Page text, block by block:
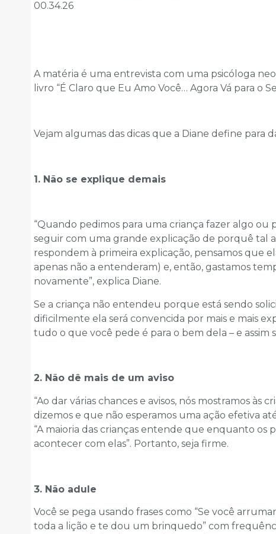
A matéria é uma entrevista com uma psicóloga
livro “É Claro que Eu Amo Você… Agora Vá para o
Vejam algumas das dicas que a Diane define para
1. Não se explique demais
“Quando pedimos para uma criança fazer algo ou
seguir com uma grande explicação de porquê tal
respondem à primeira explicação, pensamos que
apenas não a entenderam) e, então, gastamos
novamente”, explica Diane.
Se a criança não entendeu porque está sendo
dificilmente ela será convencida por mais e mais
tudo o que você pede é para o bem dela – e assim
2. Não dê mais de um aviso
“Ao dar várias chances e avisos, nós mostramos
dizemos e que não esperamos uma ação efetiva
“A maioria das crianças entende que enquanto os
acontecer com elas”. Portanto, seja firme.
3. Não adule
Você se pega usando frases como “Se você
toda a lição e te dou um brinquedo” com